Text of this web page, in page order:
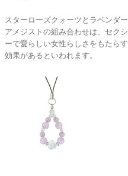
スターローズクォーツとラベンダー
アメジストの組み合わせは、セクシ
ーで愛らしい女性らしさをもたらす
効果があるといわれます。